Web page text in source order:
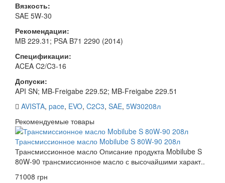
Вязкость:
SAE 5W-30
Рекомендации:
MB 229.31; PSA B71 2290 (2014)
Спецификации:
ACEA C2/C3-16
Допуски:
API SN; MB-Freigabe 229.52; MB-Freigabe 229.51
AVISTA, pace, EVO, C2C3, SAE, 5W30208л
Рекомендуемые товары
Трансмиссионное масло Mobilube S 80W-90 208л
Трансмиссионное масло Описание продукта Mobilube S
80W-90 трансмиссионное масло с высочайшими характ..
71008 грн